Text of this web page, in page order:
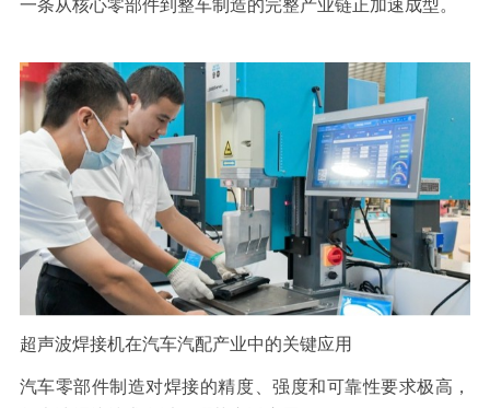
一条从核心零部件到整车制造的完整产业链正加速成型。
超声波焊接机在汽车汽配产业中的关键应用
汽车零部件制造对焊接的精度、强度和可靠性要求极高，